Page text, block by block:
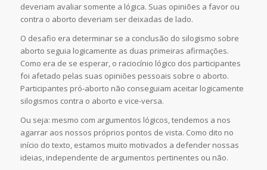
deveriam avaliar somente a lógica. Suas opiniões a favor ou
contra o aborto deveriam ser deixadas de lado.
O desafio era determinar se a conclusão do silogismo sobre
aborto seguia logicamente as duas primeiras afirmações.
Como era de se esperar, o raciocínio lógico dos participantes
foi afetado pelas suas opiniões pessoais sobre o aborto.
Participantes pró-aborto não conseguiam aceitar logicamente
silogismos contra o aborto e vice-versa.
Ou seja: mesmo com argumentos lógicos, tendemos a nos
agarrar aos nossos próprios pontos de vista. Como dito no
início do texto, estamos muito motivados a defender nossas
ideias, independente de argumentos pertinentes ou não.